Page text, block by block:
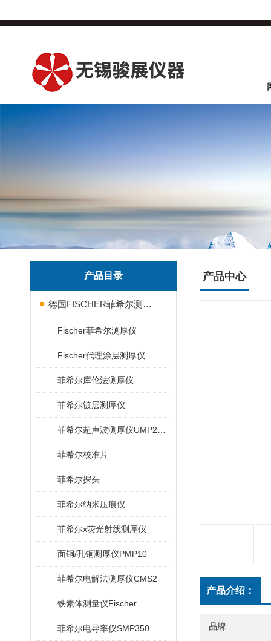
产品目录
德国FISCHER菲希尔测厚仪
Fischer菲希尔测厚仪
Fischer代理涂层测厚仪
菲希尔库伦法测厚仪
菲希尔镀层测厚仪
菲希尔校准片
菲希尔探头
菲希尔纳米压痕仪
菲希尔x荧光射线测厚仪
面铜/孔铜测厚仪PMP10
菲希尔电解法测厚仪CMS2
铁素体测量仪Fischer
菲希尔电导率仪SMP350
产品中心
产品介绍：
品牌